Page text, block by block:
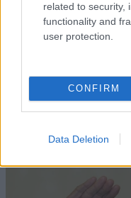
related to security,
functionality and
user protection.
CONFIRM
Data Deletion